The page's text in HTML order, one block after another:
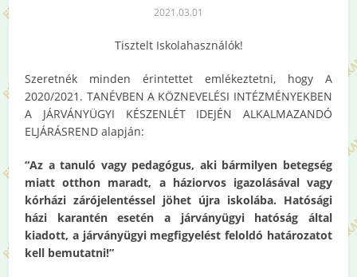
2021.03.01
Tisztelt Iskolahasználók!
Szeretnék minden érintettet emlékeztetni, hogy A
2020/2021. TANÉVBEN A KÖZNEVELÉSI INTÉZMÉNYEKBEN
A JÁRVÁNYÜGYI KÉSZENLÉT IDEJÉN ALKALMAZANDÓ
ELJÁRÁSREND alapján:
“Az a tanuló vagy pedagógus, aki bármilyen betegség
miatt otthon maradt, a háziorvos igazolásával vagy
kórházi zárójelentéssel jöhet újra iskolába. Hatósági
házi karantén esetén a járványügyi hatóság által
kiadott, a járványügyi megfigyelést feloldó határozatot
kell bemutatni!”